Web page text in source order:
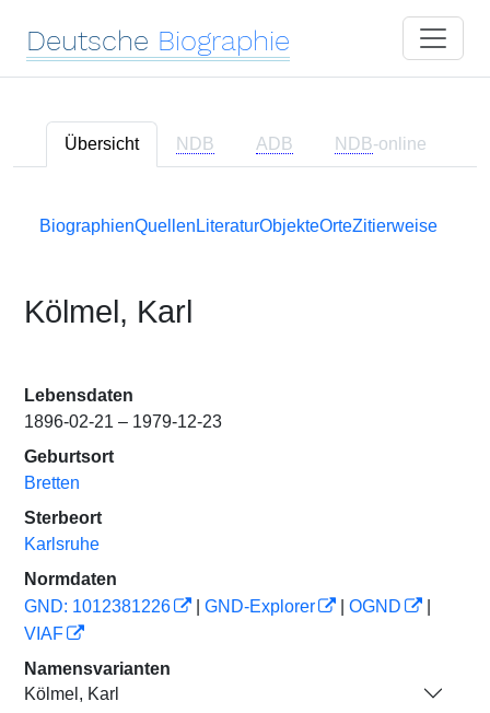
Deutsche Biographie
Übersicht NDB ADB NDB-online
BiographienQuellen LiteraturObjekteOrteZitierweise
Kölmel, Karl
Lebensdaten
1896-02-21 – 1979-12-23
Geburtsort
Bretten
Sterbeort
Karlsruhe
Normdaten
GND: 1012381226
GND-Explorer OGND
VIAF
Namensvarianten
Kölmel, Karl